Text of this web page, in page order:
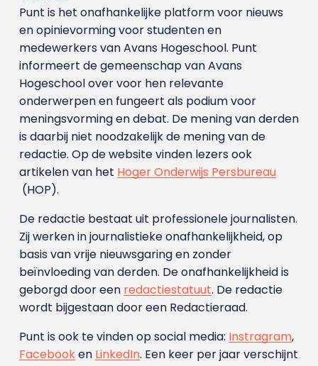
Punt is het onafhankelijke platform voor nieuws
en opinievorming voor studenten en
medewerkers van Avans Hoge­school. Punt
informeert de gemeenschap van Avans
Hogeschool over voor hen relevante
onderwerpen en fungeert als podium voor
meningsvorming en debat. De mening van derden
is daarbij niet noodzakelijk de mening van de
redactie. Op de website vinden lezers ook
artikelen van het Hoger Onderwijs Persbureau
(HOP).
De redactie bestaat uit professionele journalisten.
Zij werken in journalistieke onafhankelijkheid, op
basis van vrije nieuwsgaring en zonder
beïnvloeding van derden. De onafhankelijkheid is
geborgd door een redactiestatuut. De redactie
wordt bijgestaan door een Redactieraad.
Punt is ook te vinden op social media: Instragram,
Facebooken LinkedIn. Een keer per jaar verschijnt